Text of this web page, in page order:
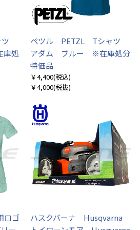
ツ
処
ペツル PETZL Tシャツ
アダム ブルー ※在庫処分
特価品
￥4,400(税込)
￥4,000(税抜)
ゴ
ハスクバーナ Husqvarna